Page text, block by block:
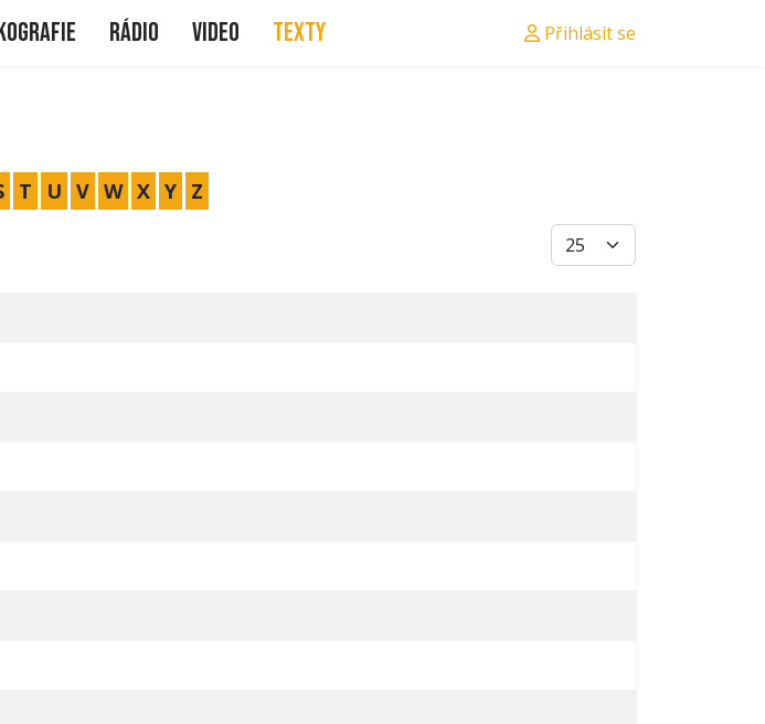
Rádio Video Texty Přihlásit se
T U V W X Y Z
Počet zobrazení